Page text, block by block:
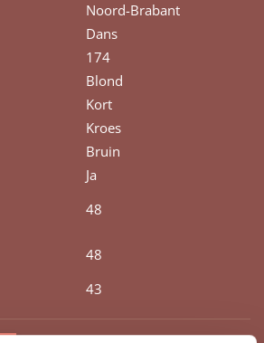
Noord-Brabant
Dans
174
Blond
Kort
Kroes
Bruin
Ja
48
48
43